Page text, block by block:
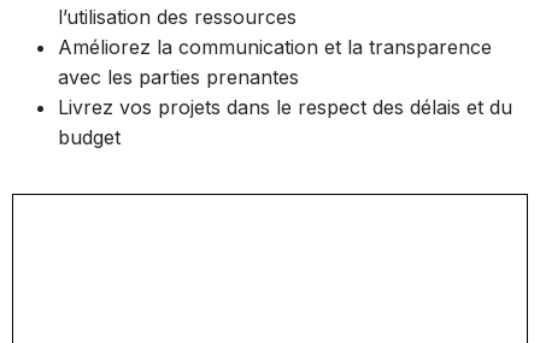
l’utilisation des ressources
Améliorez la communication et la transparence
avec les parties prenantes
Livrez vos projets dans le respect des délais et du
budget